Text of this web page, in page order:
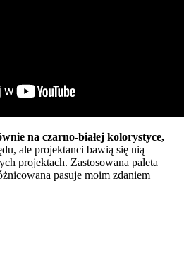
na czarno-białej kolorystyce,
ale projektanci bawią się nią
projektach. Zastosowana paleta
pasuje moim zdaniem